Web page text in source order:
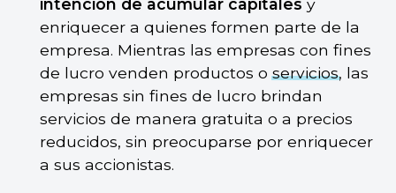
enriquecer a quienes formen parte de la
empresa. Mientras las empresas con fines
de lucro venden productos oservicios, las
empresas sin fines de lucro brindan
servicios de manera gratuita o a precios
reducidos, sin preocuparse por enriquecer
a sus accionistas.